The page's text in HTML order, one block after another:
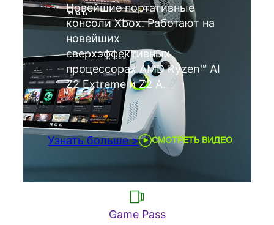
Новейшие портативные
консоли Xbox. Работают на
новейших
сверхэффективных
процессорах AMD Ryzen™ AI
Z2 Extreme и Z2 A.
Узнать больше > СМОТРЕТЬ ВИДЕО
Game Pass